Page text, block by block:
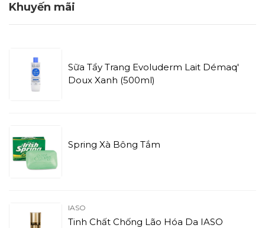
Khuyến mãi
Sữa Tẩy Trang Evoluderm Lait Démaq'
Doux Xanh (500ml)
Spring Xà Bông Tắm
IASO
Tinh Chất Chống Lão Hóa Da IASO